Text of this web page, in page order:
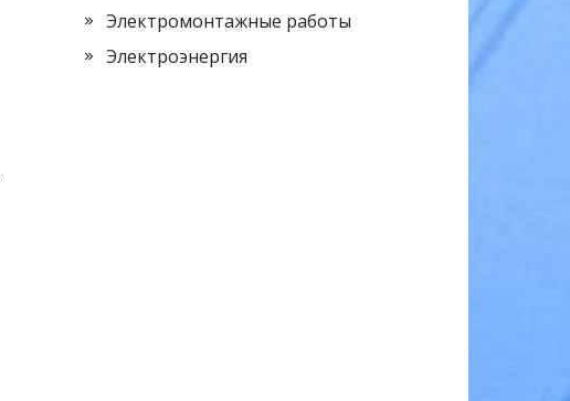
Электромонтажные работы
Электроэнергия